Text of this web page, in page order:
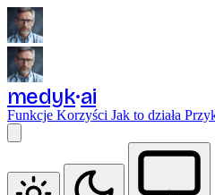
medyk ai
Funkcje Korzyści Jak to działa